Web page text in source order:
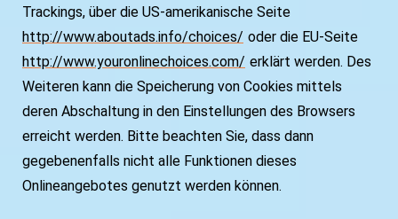
Trackings, über die US-amerikanische Seite
http://www.aboutads.info/choices/ oder die EU-Seite
http://www.youronlinechoices.com/ erklärt werden. Des
Weiteren kann die Speicherung von Cookies mittels
deren Abschaltung in den Einstellungen des Browsers
erreicht werden. Bitte beachten Sie, dass dann
gegebenenfalls nicht alle Funktionen dieses
Onlineangebotes genutzt werden können.